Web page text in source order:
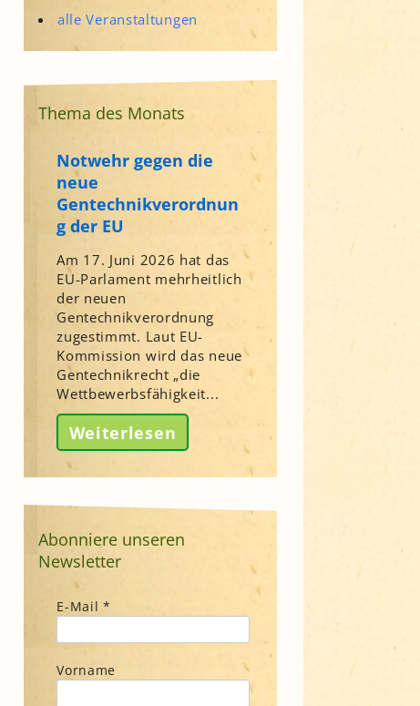
alle Veranstaltungen
Thema des Monats
Notwehr gegen die
neue
Gentechnikverordnun
g der EU
Am 17. Juni 2026 hat das
EU-Parlament mehrheitlich
der neuen
Gentechnikverordnung
zugestimmt. Laut EU-
Kommission wird das neue
Gentechnikrecht „die
Wettbewerbsfähigkeit...
Weiterlesen
Abonniere unseren
Newsletter
E-Mail*
Vorname